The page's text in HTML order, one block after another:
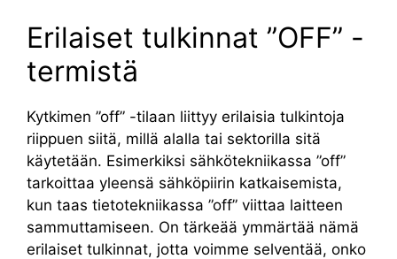
Erilaiset tulkinnat ”OFF” -
termistä
Kytkimen ”off” -tilaan liittyy erilaisia tulkintoja
riippuen siitä, millä alalla tai sektorilla sitä
käytetään. Esimerkiksi sähkötekniikassa ”off”
tarkoittaa yleensä sähköpiirin katkaisemista,
kun taas tietotekniikassa ”off” viittaa laitteen
sammuttamiseen. On tärkeää ymmärtää nämä
erilaiset tulkinnat, jotta voimme selventää, onko